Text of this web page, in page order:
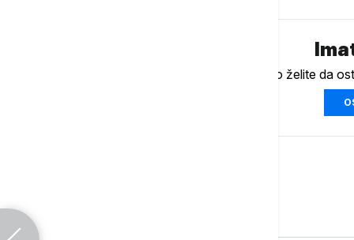
Ukoliko želite da